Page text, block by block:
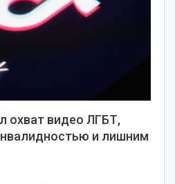
охват видео ЛГБТ,
и лишним